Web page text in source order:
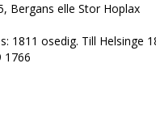
Bergans elle Stor Hoplax
1811 osedig. Till Helsinge
1766